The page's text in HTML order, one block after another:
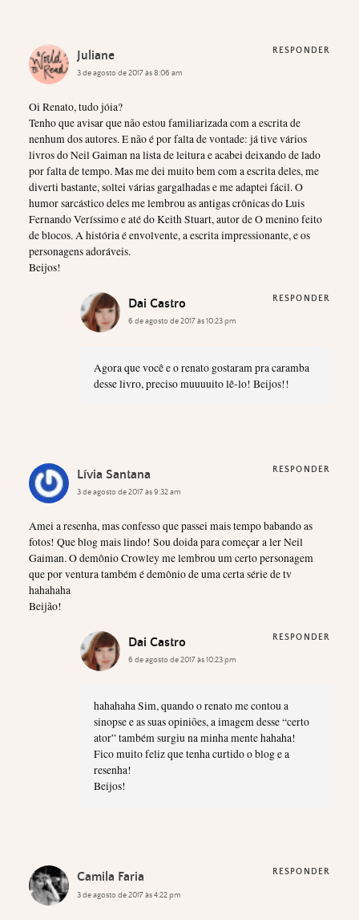
Juliane
3 de agosto de 2017 às 8:06 am
Oi Renato, tudo jóia?
Tenho que avisar que não estou familiarizada com a escrita de
nenhum dos autores. E não é por falta de vontade: já tive vários
livros do Neil Gaiman na lista de leitura e acabei deixando de lado
por falta de tempo. Mas me dei muito bem com a escrita deles, me
diverti bastante, soltei várias gargalhadas e me adaptei fácil. O
humor sarcástico deles me lembrou as antigas crônicas do Luis
Fernando Veríssimo e até do Keith Stuart, autor de O menino feito
de blocos. A história é envolvente, a escrita impressionante, e os
personagens adoráveis.
Beijos!
RESPONDER
Dai Castro
6 de agosto de 2017 às 10:23 pm
Agora que você e o renato gostaram pra caramba
desse livro, preciso muuuuito lê-lo! Beijos!!
RESPONDER
Lívia Santana
3 de agosto de 2017 às 9:32 am
Amei a resenha, mas confesso que passei mais tempo babando as
fotos! Que blog mais lindo! Sou doida para começar a ler Neil
Gaiman. O demônio Crowley me lembrou um certo personagem
que por ventura também é demônio de uma certa série de tv
hahahaha
Beijão!
RESPONDER
Dai Castro
6 de agosto de 2017 às 10:23 pm
hahahaha Sim, quando o renato me contou a
sinopse e as suas opiniões, a imagem desse “certo
ator” também surgiu na minha mente hahaha!
Fico muito feliz que tenha curtido o blog e a
resenha!
Beijos!
RESPONDER
Camila Faria
3 de agosto de 2017 às 4:22 pm
RESPONDER